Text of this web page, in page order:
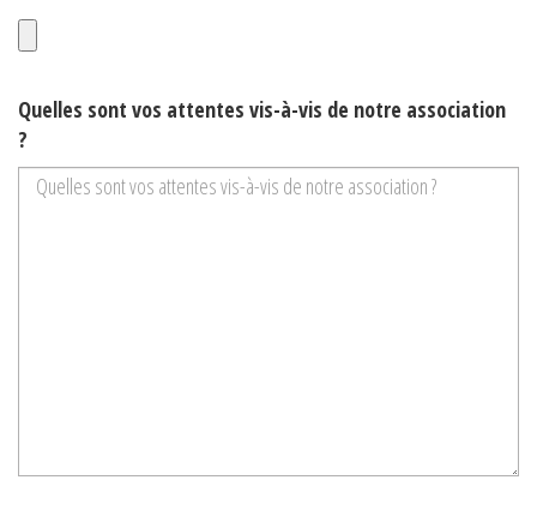
Quelles sont vos attentes vis-à-vis de notre association
?